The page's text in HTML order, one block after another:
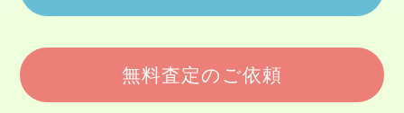
無料査定のご依頼